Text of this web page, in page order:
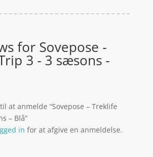
for Sovepose -
3 - 3 sæsons -
at anmelde “Sovepose – Treklife
– Blå”
in for at afgive en anmeldelse.